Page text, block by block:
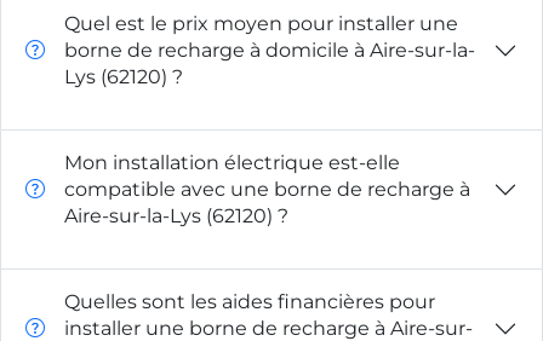
Quel est le prix moyen pour installer une
borne de recharge à domicile à Aire-sur-la-
Lys (62120) ?
Mon installation électrique est-elle
compatible avec une borne de recharge à
Aire-sur-la-Lys (62120) ?
Quelles sont les aides financières pour
installer une borne de recharge à Aire-sur-